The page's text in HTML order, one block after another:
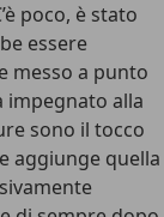
poco, è stato
essere
messo a punto
impegnato alla
sono il tocco
aggiunge quella